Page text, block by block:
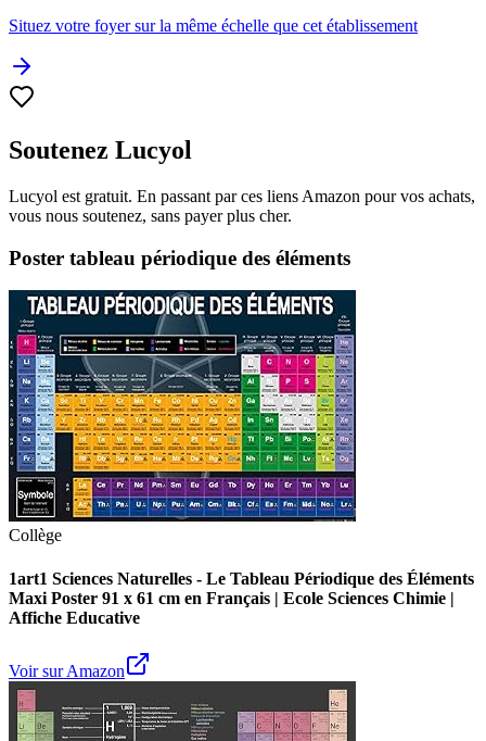
Situez votre foyer sur la même échelle que cet établissement
Soutenez Lucyol
Lucyol est gratuit. En passant par ces liens Amazon pour vos achats,
vous nous soutenez, sans payer plus cher.
Poster tableau périodique des éléments
Collège
1art1 Sciences Naturelles - Le Tableau Périodique des Éléments
Maxi Poster 91 x 61 cm en Français | Ecole Sciences Chimie |
Affiche Educative
Voir sur Amazon